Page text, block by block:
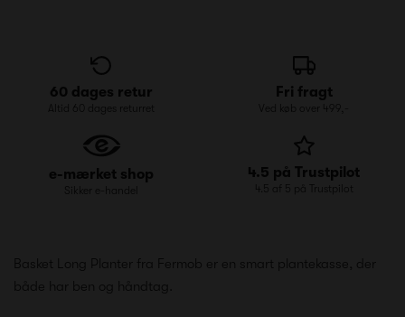
60 dages retur
Altid 60 dages returret
Fri fragt
Ved køb over 499,-
e-mærket shop
Sikker e-handel
4.5 på Trustpilot
4.5 af 5 på Trustpilot
Basket Long Planter fra Fermob er en smart plantekasse, der
både har ben og håndtag.